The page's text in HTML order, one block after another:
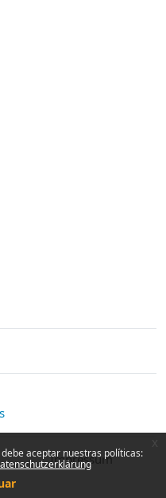
aceptar nuestras políticas:
Impressum